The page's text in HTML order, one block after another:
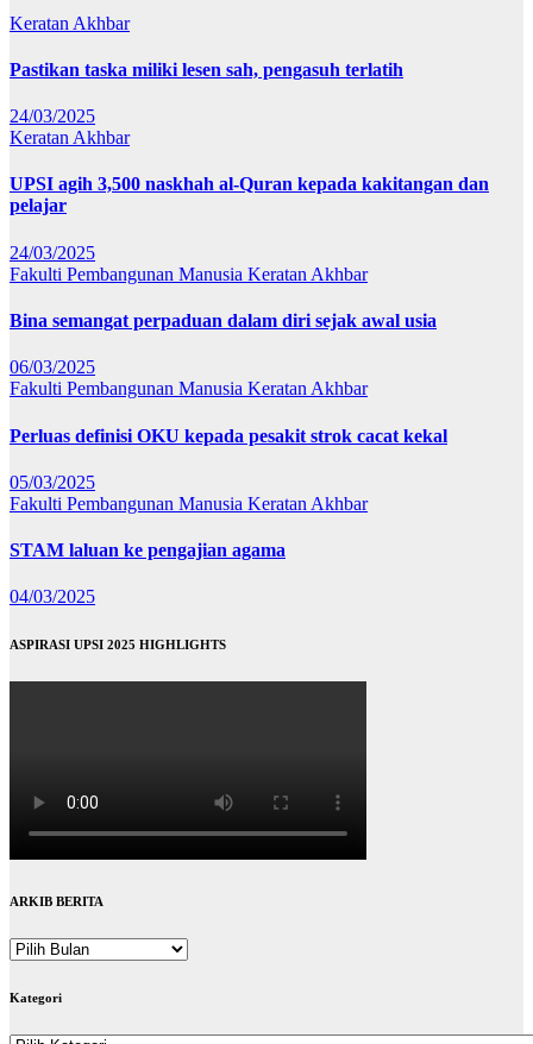
Keratan Akhbar
Pastikan taska miliki lesen sah, pengasuh terlatih
24/03/2025
Keratan Akhbar
UPSI agih 3,500 naskhah al-Quran kepada kakitangan dan
pelajar
24/03/2025
Fakulti Pembangunan Manusia Keratan Akhbar
Bina semangat perpaduan dalam diri sejak awal usia
06/03/2025
Fakulti Pembangunan Manusia Keratan Akhbar
Perluas definisi OKU kepada pesakit strok cacat kekal
05/03/2025
Fakulti Pembangunan Manusia Keratan Akhbar
STAM laluan ke pengajian agama
04/03/2025
ASPIRASI UPSI 2025 HIGHLIGHTS
ARKIB BERITA
ARKIB
Kategori